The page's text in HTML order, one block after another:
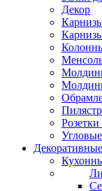
Декор